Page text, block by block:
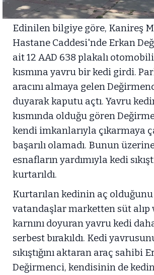
Edinilen bilgiye göre, Kanireş
Hastane Caddesi'nde Erkan
ait 12 AAD 638 plakalı
kısmına yavru bir kedi girdi.
aracını almaya gelen
duyarak kaputu açtı. Yavru
kısmında olduğu gören
kendi imkanlarıyla çıkarmaya
başarılı olamadı. Bunun
esnafların yardımıyla kedi
kurtarıldı.
Kurtarılan kedinin aç
vatandaşlar marketten süt alıp
karnını doyuran yavru kedi
serbest bırakıldı. Kedi
sıkıştığını aktaran araç sahibi
Değirmenci, kendisinin de